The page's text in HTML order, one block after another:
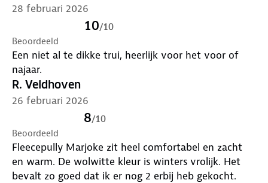
28 februari 2026
10/10
Beoordeeld
Een niet al te dikke trui, heerlijk voor het voor of
najaar.
R. Veldhoven
26 februari 2026
8/10
Beoordeeld
Fleecepully Marjoke zit heel comfortabel en zacht
en warm. De wolwitte kleur is winters vrolijk. Het
bevalt zo goed dat ik er nog 2 erbij heb gekocht.